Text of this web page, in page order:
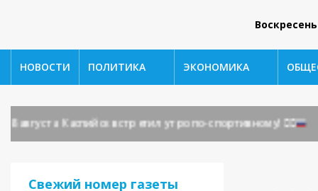
НОВОСТИ ПОЛИТИКА ЭКОНОМИКА
Каспийск встретил утро по-спортивному!🏃‍♂️
Свежий номер газеты